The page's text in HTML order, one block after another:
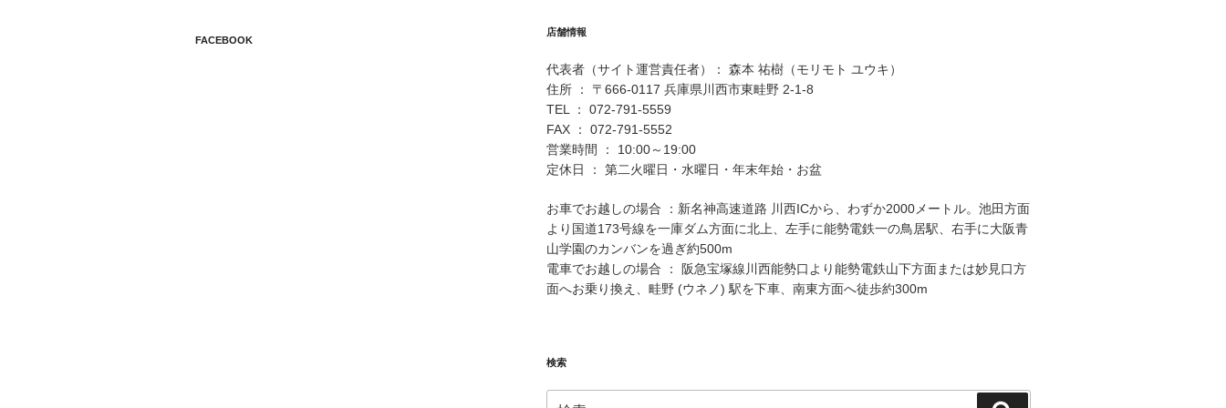
FACEBOOK
店舗情報
代表者（サイト運営責任者）： 森本 祐樹（モリモト ユウキ）
住所 ： 〒666-0117 兵庫県川西市東畦野 2-1-8
TEL ： 072-791-5559
FAX ： 072-791-5552
営業時間 ： 10:00～19:00
定休日 ： 第二火曜日・水曜日・年末年始・お盆
お車でお越しの場合 ：新名神高速道路 川西ICから、わずか2000メートル。池田方面
より国道173号線を一庫ダム方面に北上、左手に能勢電鉄一の鳥居駅、右手に大阪青
山学園のカンバンを過ぎ約500m
電車でお越しの場合 ： 阪急宝塚線川西能勢口より能勢電鉄山下方面または妙見口方
面へお乗り換え、畦野 (ウネノ) 駅を下車、南東方面へ徒歩約300m
検索